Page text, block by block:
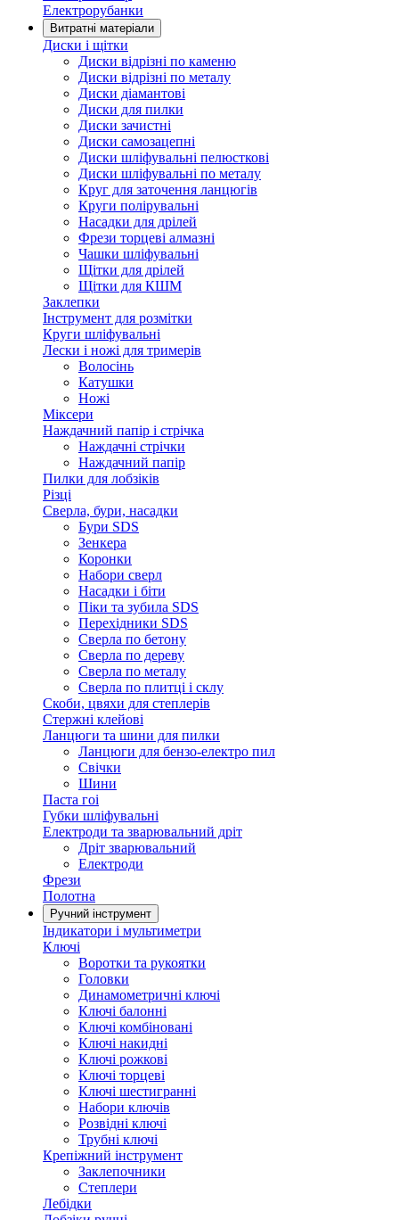
Електрорубанки
Витратні матеріали
Диски і щітки
Диски відрізні по каменю
Диски відрізні по металу
Диски діамантові
Диски для пилки
Диски зачистні
Диски самозацепні
Диски шліфувальні пелюсткові
Диски шліфувальні по металу
Круг для заточення ланцюгів
Круги полірувальні
Насадки для дрілей
Фрези торцеві алмазні
Чашки шліфувальні
Щітки для дрілей
Щітки для КШМ
Заклепки
Інструмент для розмітки
Круги шліфувальні
Лески і ножі для тримерів
Волосінь
Катушки
Ножі
Міксери
Наждачний папір і стрічка
Наждачні стрічки
Наждачний папір
Пилки для лобзіків
Різці
Сверла, бури, насадки
Бури SDS
Зенкера
Коронки
Набори сверл
Насадки і біти
Піки та зубила SDS
Перехідники SDS
Сверла по бетону
Сверла по дереву
Сверла по металу
Сверла по плитці і склу
Скоби, цвяхи для степлерів
Стержні клейові
Ланцюги та шини для пилки
Ланцюги для бензо-електро пил
Свічки
Шини
Паста гоі
Губки шліфувальні
Електроди та зварювальний дріт
Дріт зварювальний
Електроди
Фрези
Полотна
Ручний інструмент
Індикатори і мультиметри
Ключі
Воротки та рукоятки
Головки
Динамометричні ключі
Ключі балонні
Ключі комбіновані
Ключі накидні
Ключі рожкові
Ключі торцеві
Ключі шестигранні
Набори ключів
Розвідні ключі
Трубні ключі
Крепіжний інструмент
Заклепочники
Степлери
Лебідки